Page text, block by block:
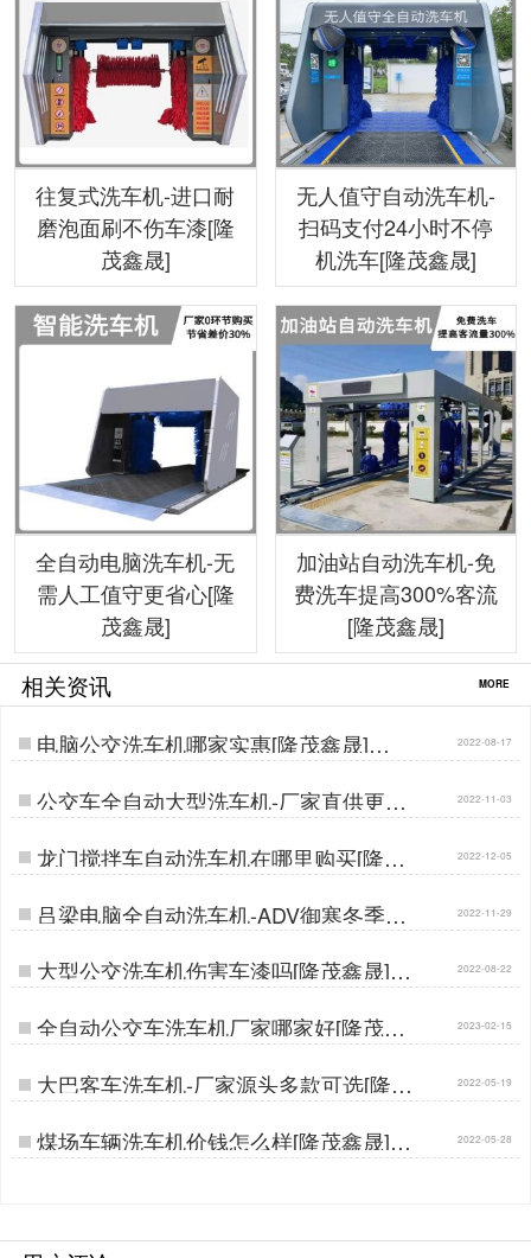
往复式洗车机-进口耐
磨泡面刷不伤车漆[隆
茂鑫晟]
无人值守自动洗车机-
扫码支付24小时不停
机洗车[隆茂鑫晟]
全自动电脑洗车机-无
需人工值守更省心[隆
茂鑫晟]
加油站自动洗车机-免
费洗车提高300%客流
[隆茂鑫晟]
相关资讯 MORE
电脑公交洗车机哪家实惠[隆茂鑫晟]… 2022-08-17
公交车全自动大型洗车机-厂家直供更实
惠[隆茂鑫晟]…
2022-11-03
龙门搅拌车自动洗车机在哪里购买[隆茂
鑫晟]…
2022-12-05
吕梁电脑全自动洗车机-ADV御寒冬季也
可使用[隆茂鑫晟]…
2022-11-29
大型公交洗车机伤害车漆吗[隆茂鑫晟]… 2022-08-22
全自动公交车洗车机厂家哪家好[隆茂鑫
晟]…
2023-02-15
大巴客车洗车机-厂家源头多款可选[隆茂
鑫晟]…
2022-05-19
煤场车辆洗车机价钱怎么样[隆茂鑫晟]… 2022-05-28